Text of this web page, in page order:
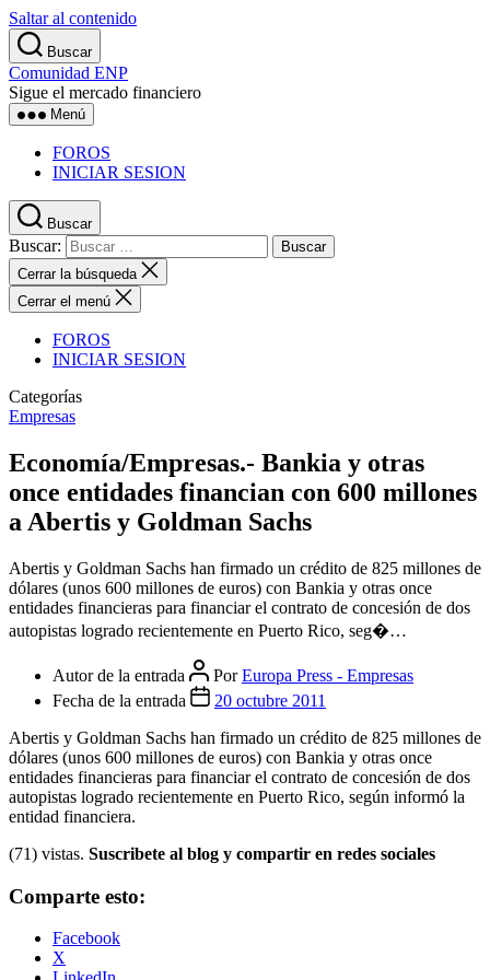
Saltar al contenido
Buscar
Comunidad ENP
Sigue el mercado financiero
Menú
FOROS
INICIAR SESION
Buscar
Buscar:
Cerrar la búsqueda
Cerrar el menú
FOROS
INICIAR SESION
Categorías
Empresas
Economía/Empresas.- Bankia y otras
once entidades financian con 600 millones
a Abertis y Goldman Sachs
Abertis y Goldman Sachs han firmado un crédito de 825 millones de
dólares (unos 600 millones de euros) con Bankia y otras once
entidades financieras para financiar el contrato de concesión de dos
autopistas logrado recientemente en Puerto Rico, seg�…
Autor de la entrada PorEuropa Press - Empresas
Fecha de la entrada
20 octubre 2011
Abertis y Goldman Sachs han firmado un crédito de 825 millones de
dólares (unos 600 millones de euros) con Bankia y otras once
entidades financieras para financiar el contrato de concesión de dos
autopistas logrado recientemente en Puerto Rico, según informó la
entidad financiera.
(71) vistas. Suscribete al blog y compartir en redes sociales
Comparte esto:
Facebook
X